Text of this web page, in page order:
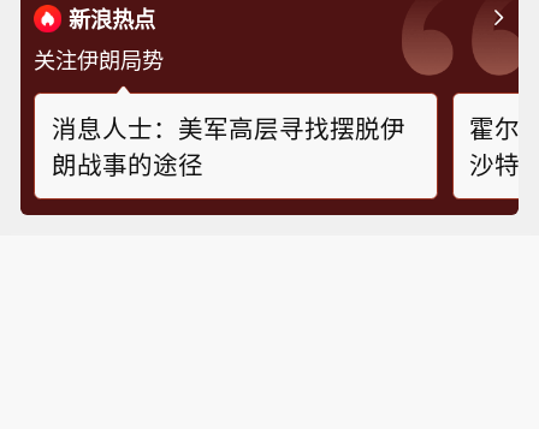
新浪热点
关注伊朗局势
消息人士：美军高层寻找摆脱伊
朗战事的途径
霍尔
沙特
伞”不